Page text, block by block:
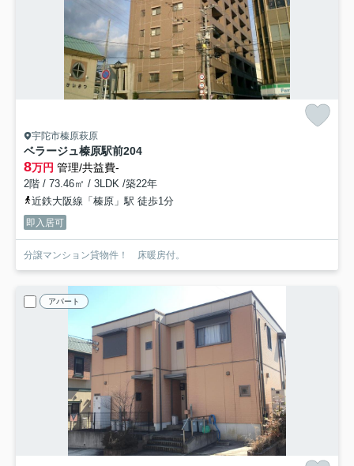
宇陀市榛原萩原
ベラージュ榛原駅前204
8万円 管理/共益費-
2階 / 73.46㎡ / 3LDK /築22年
近鉄大阪線「榛原」駅 徒歩1分
即入居可
分譲マンション貸物件！ 床暖房付。
アパート